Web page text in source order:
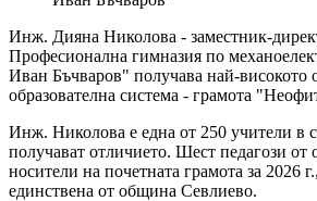
Инж. Дияна Николова - заместник-
Професионална гимназия по
Иван Бъчваров" получава най-високото
образователна система - грамота
Инж. Николова е една от 250 учители в
получават отличието. Шест педагози от
носители на почетната грамота за 2026
единствена от община Севлиево.